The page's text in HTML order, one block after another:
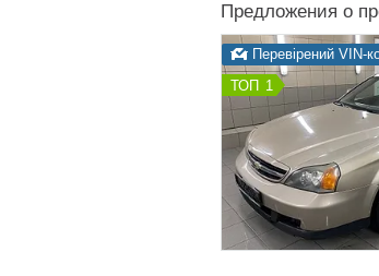
Предложения о
Перевірений VIN-
1